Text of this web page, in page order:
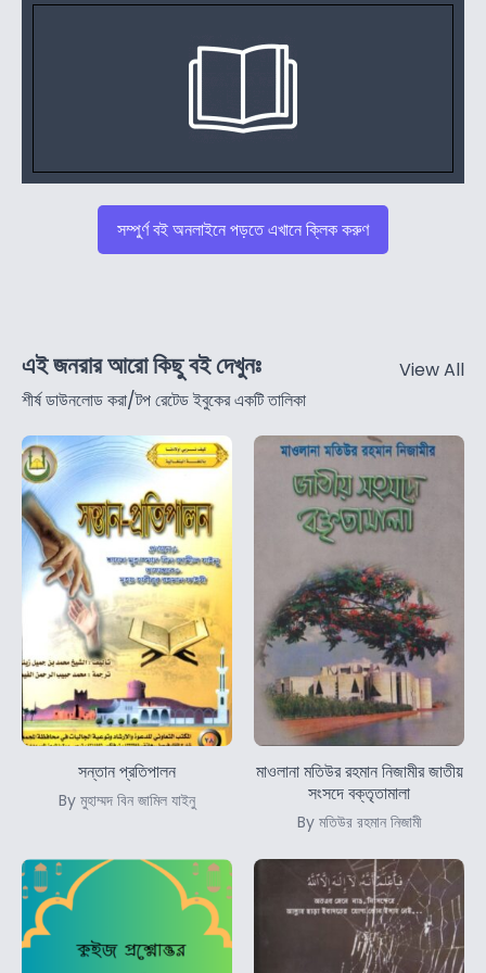
সম্পুর্ণ বই অনলাইনে পড়তে এখানে ক্লিক করুণ
এই জনরার আরো কিছু বই দেখুনঃ
শীর্ষ ডাউনলোড করা/টপ রেটেড ইবুকের একটি তালিকা
View All
সন্তান প্রতিপালন
By মুহাম্মদ বিন জামিল যাইনু
মাওলানা মতিউর রহমান নিজামীর জাতীয়
সংসদে বক্তৃতামালা
By মতিউর রহমান নিজামী